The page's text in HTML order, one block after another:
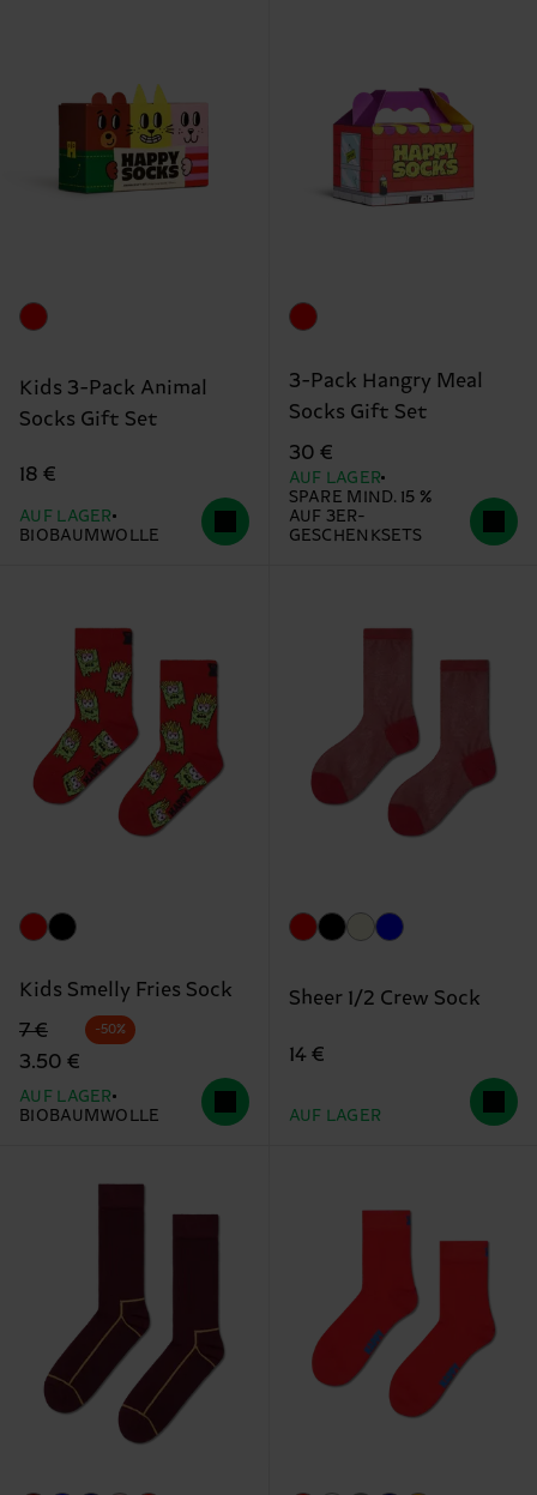
Kids 3-Pack Animal
Socks Gift Set
18 €
AUF LAGER
BIOBAUMWOLLE
3-Pack Hangry Meal
Socks Gift Set
30 €
AUF LAGER
SPARE MIND. 15 %
AUF 3ER-
GESCHENKSETS
Kids Smelly Fries Sock
Originalpreis
7 €
Reduzierter Preis
3.50 €
-50%
AUF LAGER
BIOBAUMWOLLE
Sheer 1/2 Crew Sock
14 €
AUF LAGER